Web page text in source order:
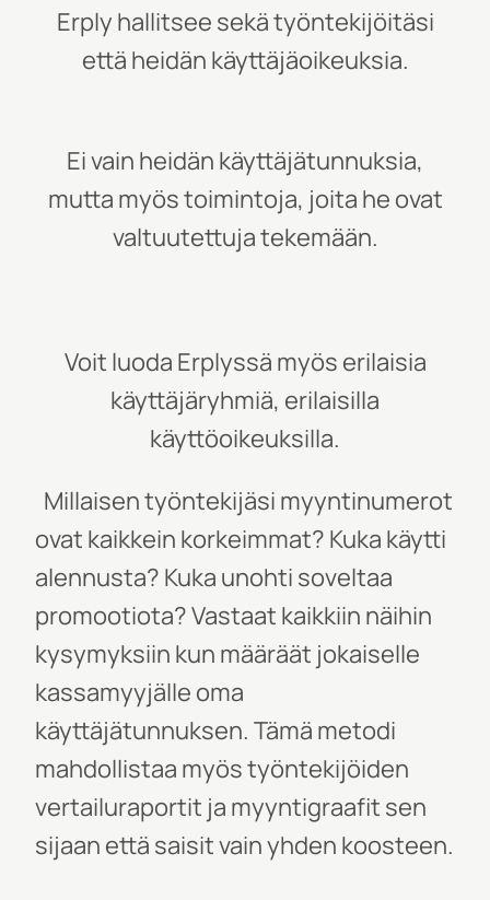
Erply hallitsee sekä työntekijöitäsi
että heidän käyttäjäoikeuksia.
Ei vain heidän käyttäjätunnuksia,
mutta myös toimintoja, joita he ovat
valtuutettuja tekemään.
Voit luoda Erplyssä myös erilaisia
käyttäjäryhmiä, erilaisilla
käyttöoikeuksilla.
Millaisen työntekijäsi myyntinumerot
ovat kaikkein korkeimmat? Kuka käytti
alennusta? Kuka unohti soveltaa
promootiota? Vastaat kaikkiin näihin
kysymyksiin kun määräät jokaiselle
kassamyyjälle oma
käyttäjätunnuksen. Tämä metodi
mahdollistaa myös työntekijöiden
vertailuraportit ja myyntigraafit sen
sijaan että saisit vain yhden koosteen.